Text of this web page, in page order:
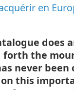
en
does
the
never been
this